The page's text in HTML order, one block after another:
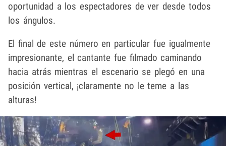
oportunidad a los espectadores de ver desde todos
los ángulos.
El final de este número en particular fue igualmente
impresionante, el cantante fue filmado caminando
hacia atrás mientras el escenario se plegó en una
posición vertical, ¡claramente no le teme a las
alturas!